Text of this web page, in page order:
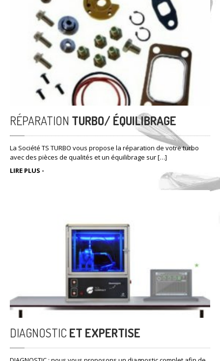
RÉPARATION TURBO/ ÉQUILIBRAGE
La Société TS TURBO vous propose la réparation de votre turbo
avec des pièces de qualités et un équilibrage sur […]
LIRE PLUS -
DIAGNOSTIC ET EXPERTISE